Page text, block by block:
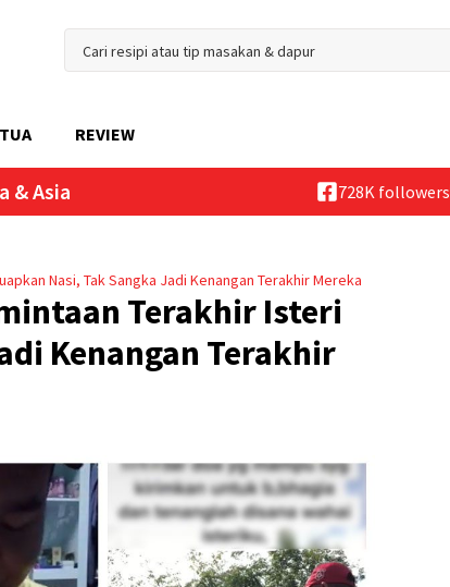
REVIEW
& Asia 728K followers
Nasi, Tak Sangka Jadi Kenangan Terakhir Mereka
Terakhir Isteri
Kenangan Terakhir